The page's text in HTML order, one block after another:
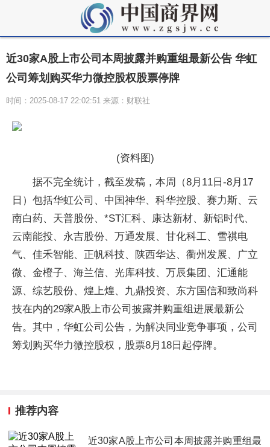
近30家A股上市公司本周披露并购重组最新公告 华虹
公司筹划购买华力微控股权股票停牌
时间：2025-08-17 22:02:51 来源：财联社
(资料图)
据不完全统计，截至发稿，本周（8月11日-8月17
日）包括华虹公司、中国神华、科华控股、赛力斯、云
南白药、天普股份、*ST汇科、康达新材、新铝时代、
云南能投、永吉股份、万通发展、甘化科工、雪祺电
气、佳禾智能、正帆科技、陕西华达、衢州发展、广立
微、金橙子、海兰信、光库科技、万辰集团、汇通能
源、综艺股份、煌上煌、九鼎投资、东方国信和致尚科
技在内的29家A股上市公司披露并购重组进展最新公
告。其中，华虹公司公告，为解决同业竞争事项，公司
筹划购买华力微控股权，股票8月18日起停牌。
推荐内容
近30家A股上市公司本周披露并购重组最